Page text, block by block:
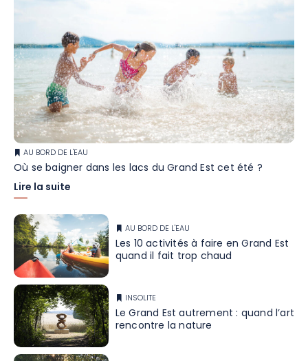
AU BORD DE L'EAU
Où se baigner dans les lacs du Grand Est cet été ?
Lire la suite
AU BORD DE L'EAU
Les 10 activités à faire en Grand Est
quand il fait trop chaud
INSOLITE
Le Grand Est autrement : quand l’art
rencontre la nature